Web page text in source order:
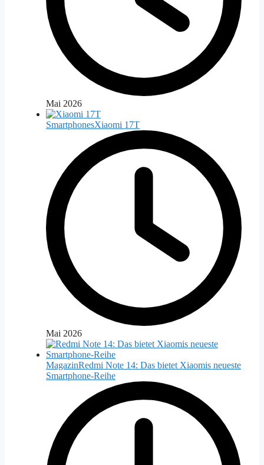
Mai 2026
SmartphonesXiaomi 17T
Mai 2026
MagazinRedmi Note 14: Das bietet Xiaomis neueste
Smartphone-Reihe